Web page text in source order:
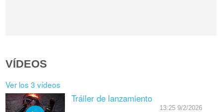
VÍDEOS
Ver los 3 vídeos
Tráiler de lanzamiento
13:25 9/2/2026